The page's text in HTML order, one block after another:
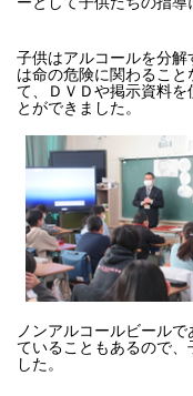
子供はアルコールを分
は命の危険に関わるこ
て、ＤＶＤや掲示資料
とができました。
ノンアルコールビール
ていることもあるので
した。